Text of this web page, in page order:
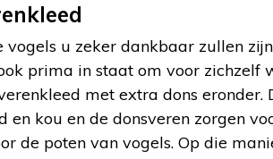
vogels u zeker dankbaar zullen
prima in staat om voor zichzelf
met extra dons
en kou en de donsveren zorgen
de poten van vogels. Op die